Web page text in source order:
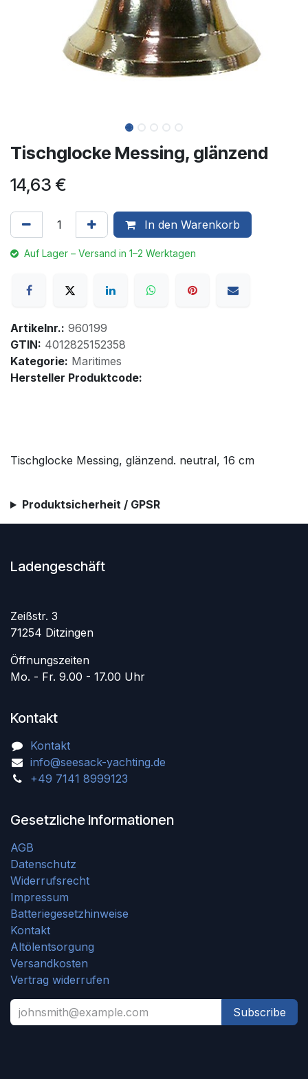
Tischglocke Messing, glänzend
14,63 €
In den Warenkorb
Auf Lager – Versand in 1–2 Werktagen
Artikelnr.: 960199
GTIN: 4012825152358
Kategorie: Maritimes
Hersteller Produktcode:
Tischglocke Messing, glänzend. neutral, 16 cm
Produktsicherheit / GPSR
Ladengeschäft
Zeißstr. 3
71254 Ditzingen
Öffnungszeiten
Mo. - Fr. 9.00 - 17.00 Uhr
Kontakt
Kontakt
info@seesack-yachting.de
+49 7141 8999123
Gesetzliche Informationen
AGB
Datenschutz
Widerrufsrecht
Impressum
Batteriegesetzhinweise
Kontakt
Altölentsorgung
Versandkosten
Vertrag widerrufen
Subscribe